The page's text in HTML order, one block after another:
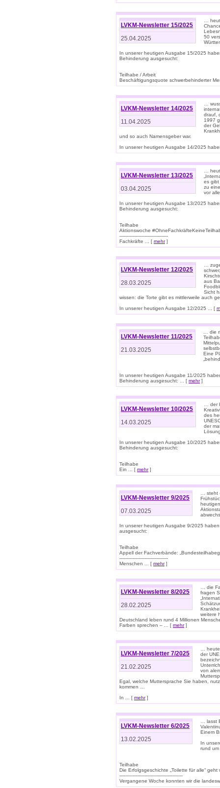
LVKM-Newsletter 15/2025
25.04.2025
…
50
In unserer heutigen Ausgabe 15/2025
Behinderung ausgesucht:
Teilhabe / Arbeit
Beschäftigungsquote schwerbehinderter
LVKM-Newsletter 14/2025
11.04.2025
…
drauf,
1997
der
und so auch Namensgeber war.
In unserer heutigen Ausgabe 14/2025
LVKM-Newsletter 13/2025
03.04.2025
…
es gibt
zu
vor
In unserer heutigen Ausgabe 13/2025
Behinderung ausgesucht:
Teilhabe
Aktionswoche
---------------------------------
Fachkräfte ... [ mehr]
LVKM-Newsletter 12/2025
28.03.2025
…
aus
Sicht
wissen: die Torte gibt es mittlerweile auch
In unserer heutigen Ausgabe 12/2025 ... [
LVKM-Newsletter 11/2025
21.03.2025
… die
Eine
In unserer heutigen Ausgabe 11/2025
Behinderung ausgesucht: ... [ mehr]
LVKM-Newsletter 10/2025
14.03.2025
… der
des
der
In unserer heutigen Ausgabe 10/2025
Behinderung ausgesucht:
Teilhabe
Ein ... [ mehr]
LVKM-Newsletter 9/2025
07.03.2025
… steht
In unserer heutigen Ausgabe 9/2025
ausgesucht:
Teilhabe
Appell der Fachverbände:
---------------------------------
Menschen ... [ mehr]
LVKM-Newsletter 8/2025
28.02.2025
… die
fragen
weitere
Deutschland leben rund 4 Millionen
Farben sprechen – ... [ mehr]
LVKM-Newsletter 7/2025
21.02.2025
…
der
von
Egal, welche Muttersprache Sie haben,
kommen …
In ... [ mehr]
LVKM-Newsletter 6/2025
13.02.2025
… lasst
Einem
In
rund
Teilhabe
Die Erfolgsgeschichte „Toilette für alle“
-------------------------------------------
Vergangene Woche konnten wir die